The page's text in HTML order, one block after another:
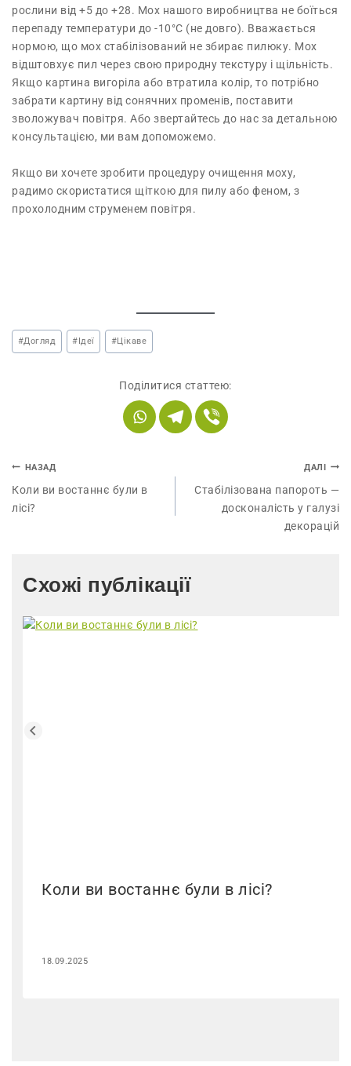
рослини від +5 до +28. Мох нашого виробництва не боїться
перепаду температури до -10°С (не довго). Вважається
нормою, що мох стабілізований не збирає пилюку. Мох
відштовхує пил через свою природну текстуру і щільність.
Якщо картина вигоріла або втратила колір, то потрібно
забрати картину від сонячних променів, поставити
зволожувач повітря. Або звертайтесь до нас за детальною
консультацією, ми вам допоможемо.
Якщо ви хочете зробити процедуру очищення моху,
радимо скористатися щіткою для пилу або феном, з
прохолодним струменем повітря.
#Догляд # Ідеї #Цікаве
Поділитися статтею:
НАЗАД
Коли ви востаннє були в
лісі?
ДАЛІ
Стабілізована папороть —
досконалість у галузі
декорацій
Схожі публікації
Коли ви востаннє були в лісі?
18.09.2025